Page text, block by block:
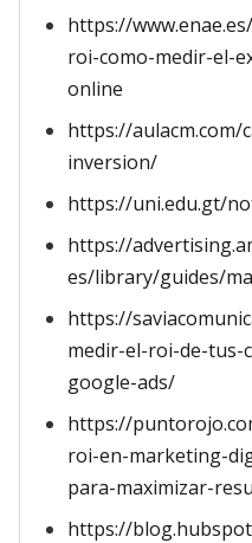
https://
roi-como-medir-el-
online
https://
inversion/
https://uni.edu.gt/
https://
es/library/guides/
https://
medir-el-roi-de-tus-
google-ads/
https://
roi-en-marketing-
para-maximizar-
https://